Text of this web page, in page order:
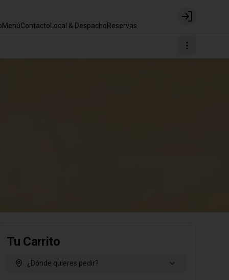
MenúContacto Local & DespachoReservas
Login
Tu Carrito
¿Dónde quieres pedir?